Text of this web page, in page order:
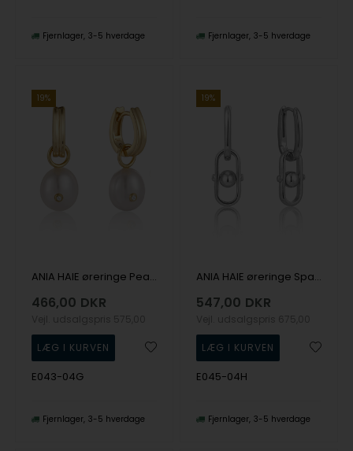
Fjernlager 3-5 hverdage Fjernlager 3-5 hverdage
19%
ANIA HAIE øreringe Pearl Power E043-04G
466,00 DKR
E043-04G
Fjernlager 3-5 hverdage
19%
ANIA HAIE øreringe Spaced Out E045-04H
547,00 DKR
E045-04H
Fjernlager 3-5 hverdage